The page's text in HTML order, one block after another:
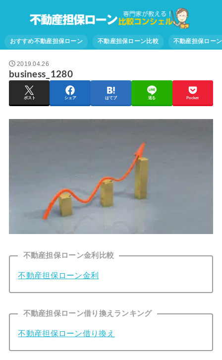
おすすめ不動産担保ローン 不動産担保ローン比較 不動産担保ロー
2019.04.26
business_1280
ポスト シェア はてブ 送る Pocket
不動産担保ローン金利比較
不動産担保ローン金利
不動産担保ローン借り換えランキング
不動産担保ローン借り換え